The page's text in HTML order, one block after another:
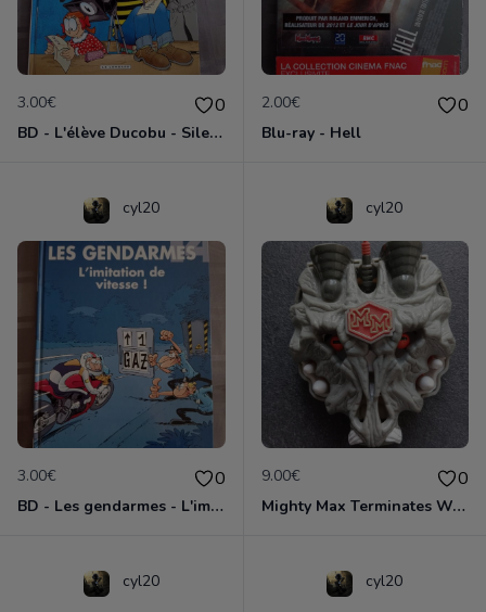
3.00€ 0
BD - L'élève Ducobu - Silence, on copie
2.00€ 0
Blu-ray - Hell
cyl20
3.00€ 0
BD - Les gendarmes - L'imitation de vitesse - Tome 14
cyl20
9.00€ 0
Mighty Max Terminates Wolfship 7
cyl20 cyl20